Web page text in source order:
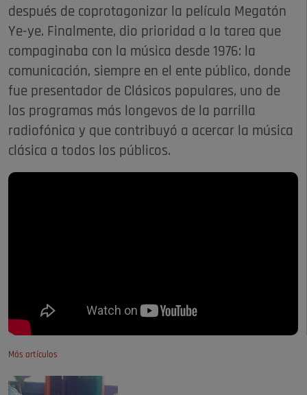
después de coprotagonizar la película Megatón
Ye-ye. Finalmente, dio prioridad a la tarea que
compaginaba con la música desde 1976: la
comunicación, siempre en el ente público, donde
fue presentador de Clásicos populares, uno de
los programas más longevos de la parrilla
radiofónica y que contribuyó a acercar la música
clásica a todos los públicos.
Más artículos